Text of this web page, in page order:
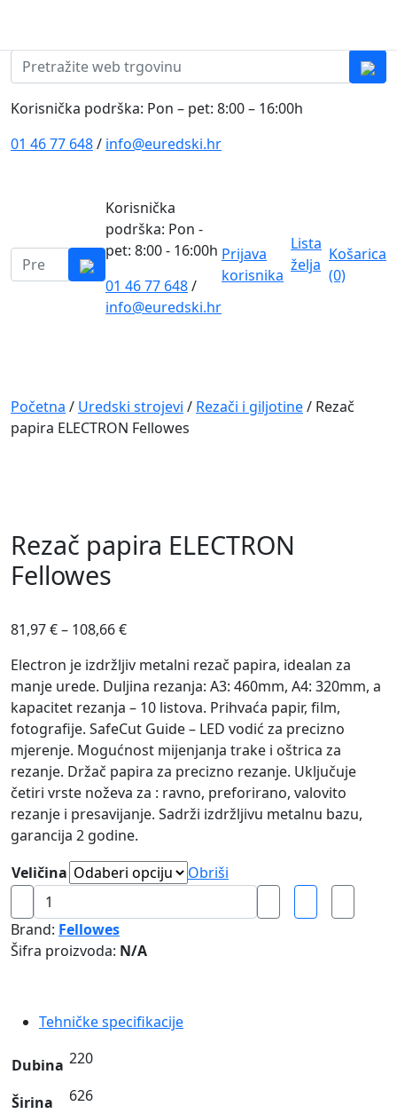
Pretraži:
Korisnička podrška: Pon – pet: 8:00 – 16:00h
01 46 77 648/ info@euredski.hr
Pretraži:
Korisnička
podrška: Pon -
pet: 8:00 - 16:00h
01 46 77 648/
info@euredski.hr
Prijava
korisnika
Lista
želja
Košarica
(0)
Navigation
Početna / Uredski strojevi / Rezači i giljotine/ Rezač
papira ELECTRON Fellowes
Rezač papira ELECTRON
Fellowes
81,97€– 108,66€
Electron je izdržljiv metalni rezač papira, idealan za
manje urede. Duljina rezanja: A3: 460mm, A4: 320mm, a
kapacitet rezanja – 10 listova. Prihvaća papir, film,
fotografije. SafeCut Guide – LED vodić za precizno
mjerenje. Mogućnost mijenjanja trake i oštrica za
rezanje. Držač papira za precizno rezanje. Uključuje
četiri vrste noževa za : ravno, preforirano, valovito
rezanje i presavijanje. Sadrži izdržljivu metalnu bazu,
garancija 2 godine.
Veličina
Obriši
Rezač
papira
ELECTRON
Fellowes
Brand: Fellowes
Šifra proizvoda: N/A
Tehničke specifikacije
Dubina 220
Širina 626